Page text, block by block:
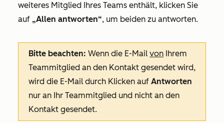
weiteres Mitglied Ihres Teams enthält, klicken Sie
auf „Allen antworten“, um beiden zu antworten.
Bitte beachten: Wenn die E-Mail von Ihrem
Teammitglied an den Kontakt gesendet wird,
wird die E-Mail durch Klicken auf Antworten
nur an Ihr Teammitglied und nicht an den
Kontakt gesendet.